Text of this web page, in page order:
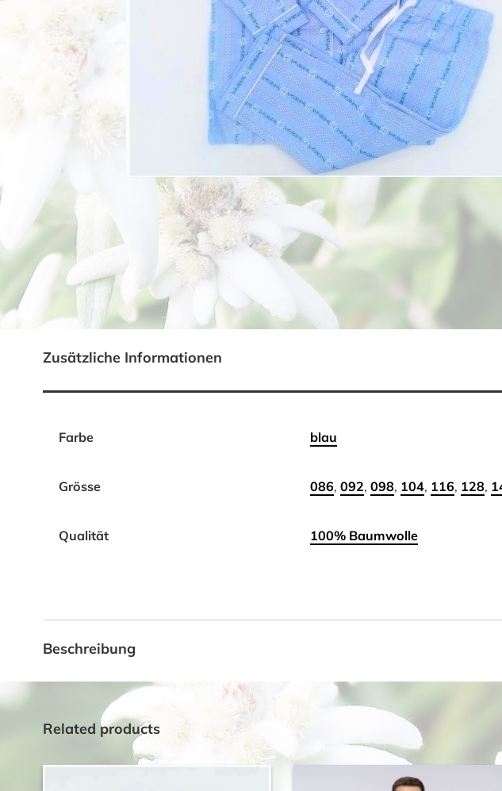
Zusätzliche Informationen
Farbe blau
Grösse 086, 092, 098, 104, 116, 128,
Qualität 100% Baumwolle
Beschreibung
Related products